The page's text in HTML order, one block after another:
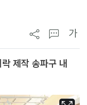
가
제작 송파구 내